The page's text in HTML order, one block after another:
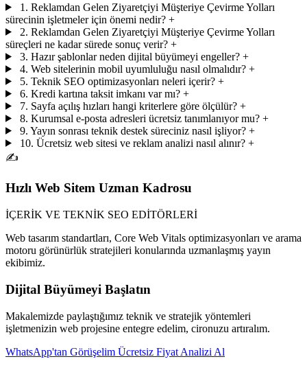
1. Reklamdan Gelen Ziyaretçiyi Müşteriye Çevirme Yolları
sürecinin işletmeler için önemi nedir? +
2. Reklamdan Gelen Ziyaretçiyi Müşteriye Çevirme Yolları
süreçleri ne kadar sürede sonuç verir? +
3. Hazır şablonlar neden dijital büyümeyi engeller? +
4. Web sitelerinin mobil uyumluluğu nasıl olmalıdır? +
5. Teknik SEO optimizasyonları neleri içerir? +
6. Kredi kartına taksit imkanı var mı? +
7. Sayfa açılış hızları hangi kriterlere göre ölçülür? +
8. Kurumsal e-posta adresleri ücretsiz tanımlanıyor mu? +
9. Yayın sonrası teknik destek süreciniz nasıl işliyor? +
10. Ücretsiz web sitesi ve reklam analizi nasıl alınır? +
✍️
Hızlı Web Sitem Uzman Kadrosu
İÇERİK VE TEKNİK SEO EDİTÖRLERİ
Web tasarım standartları, Core Web Vitals optimizasyonları ve arama
motoru görünürlük stratejileri konularında uzmanlaşmış yayın
ekibimiz.
Dijital Büyümeyi Başlatın
Makalemizde paylaştığımız teknik ve stratejik yöntemleri
işletmenizin web projesine entegre edelim, cironuzu artıralım.
WhatsApp'tan Görüşelim Ücretsiz Fiyat Analizi Al